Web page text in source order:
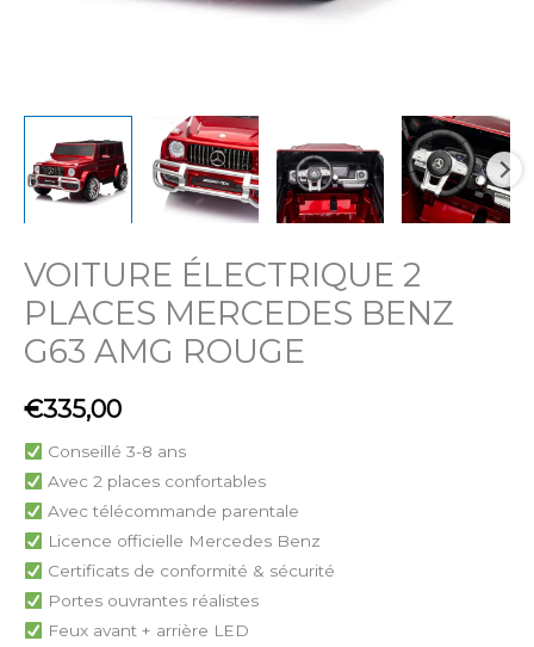
VOITURE ÉLECTRIQUE 2
PLACES MERCEDES BENZ
G63 AMG ROUGE
€335,00
Conseillé 3-8 ans
Avec 2 places confortables
Avec télécommande parentale
Licence officielle Mercedes Benz
Certificats de conformité & sécurité
Portes ouvrantes réalistes
Feux avant + arrière LED